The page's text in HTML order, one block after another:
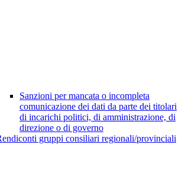
Sanzioni per mancata o incompleta
comunicazione dei dati da parte dei titolari
di incarichi politici, di amministrazione, di
direzione o di governo
gruppi consiliari regionali/provinciali